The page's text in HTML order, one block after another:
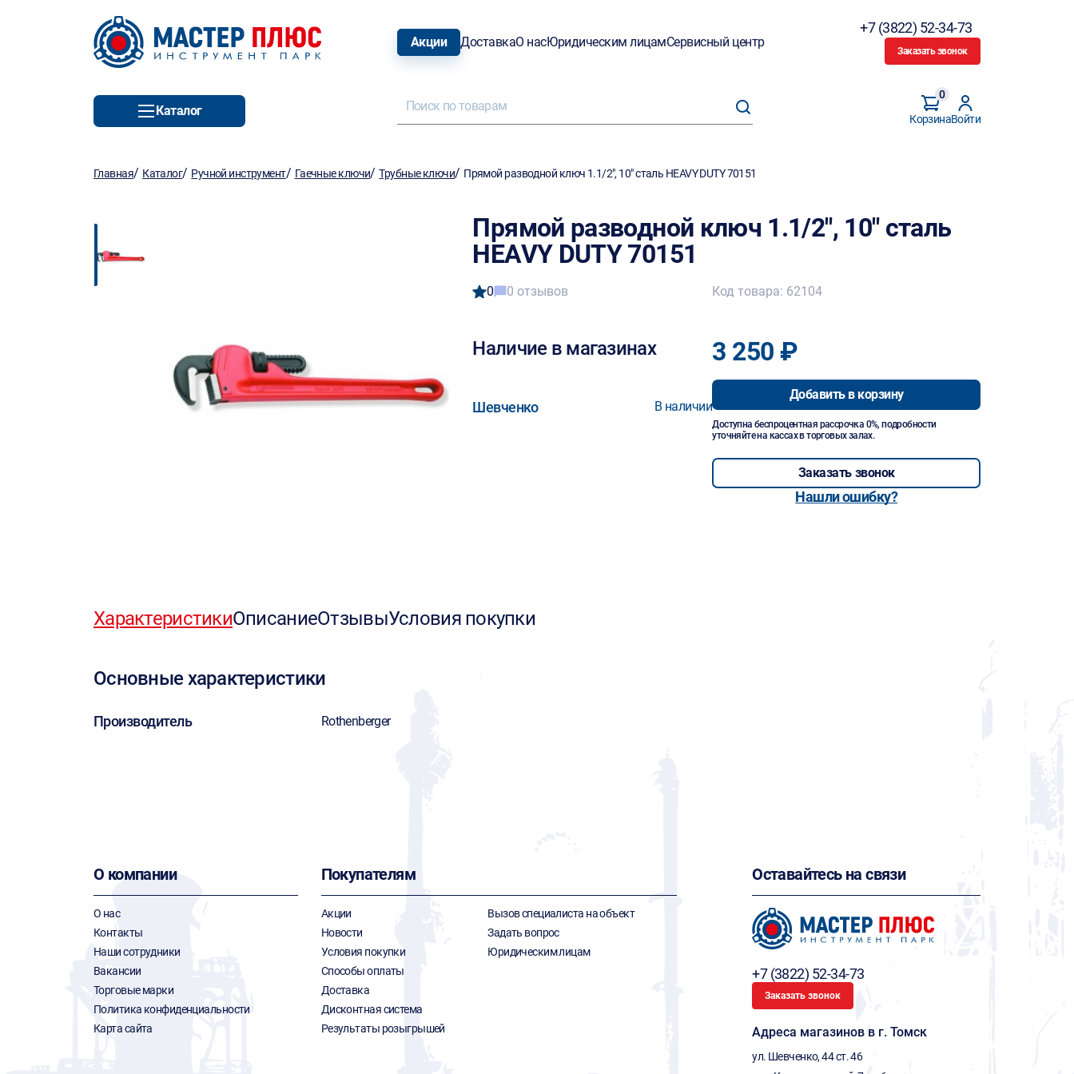
Акции ДоставкаО насЮридическим лицамСервисный центр
+7 (3822) 52-34-73
Заказать звонок
Каталог
Корзина
0
Войти
Главная/ Каталог/ Ручной инструмент/ Гаечные ключи/Трубные ключи/ Прямой разводной ключ 1.1/2", 10" сталь HEAVY DUTY 70151
Прямой разводной ключ 1.1/2", 10" сталь
HEAVY DUTY 70151
0 0 отзывов
Наличие в магазинах
Шевченко В наличии
Код товара: 62104
3 250 ₽
Добавить в корзину
Доступна беспроцентная рассрочка 0%, подробности
уточняйте на кассах в торговых залах.
Заказать звонок
Нашли ошибку?
ХарактеристикиОписаниеОтзывыУсловия покупки
Основные характеристики
Производитель Rothenberger
О компании
О нас
Контакты
Наши сотрудники
Вакансии
Торговые марки
Политика конфиденциальности
Карта сайта
Покупателям
Акции
Новости
Условия покупки
Способы оплаты
Доставка
Дисконтная система
Результаты розыгрышей
Вызов специалиста на объект
Задать вопрос
Юридическим лицам
Оставайтесь на связи
+7 (3822) 52-34-73
Заказать звонок
Адреса магазинов в г. Томск
ул. Шевченко, 44 ст. 46